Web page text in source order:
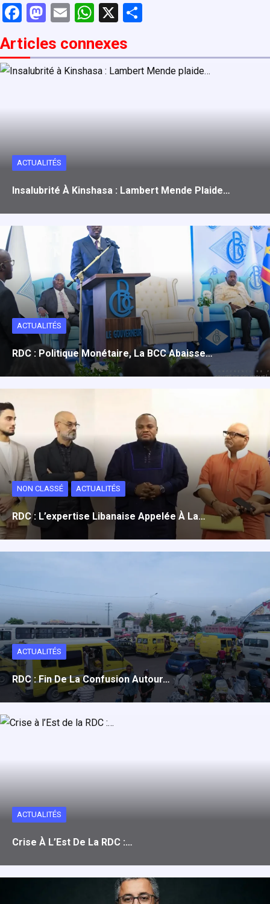
F
a
ce
b
k
M
st
o
n
E
ail
W
at
s
p
X
ta
g
Articles connexes
ACTUALITÉS
Insalubrité À Kinshasa : Lambert Mende Plaide…
ACTUALITÉS
RDC : Politique Monétaire, La BCC Abaisse…
NON CLASSÉ ACTUALITÉS
RDC : L’expertise Libanaise Appelée À La…
ACTUALITÉS
RDC : Fin De La Confusion Autour…
ACTUALITÉS
Crise À L’Est De La RDC :…